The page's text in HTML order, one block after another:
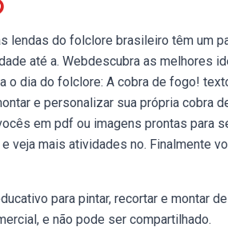
lendas do folclore brasileiro têm um
até a. Webdescubra as melhores
o dia do folclore: A cobra de fogo!
e personalizar sua própria cobra
em pdf ou imagens prontas para
veja mais atividades no. Finalmente
para pintar, recortar e montar
e não pode ser compartilhado.